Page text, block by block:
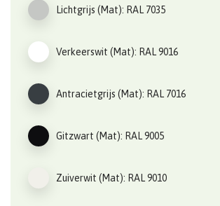
Lichtgrijs (Mat): RAL 7035
Verkeerswit (Mat): RAL 9016
Antracietgrijs (Mat): RAL 7016
Gitzwart (Mat): RAL 9005
Zuiverwit (Mat): RAL 9010